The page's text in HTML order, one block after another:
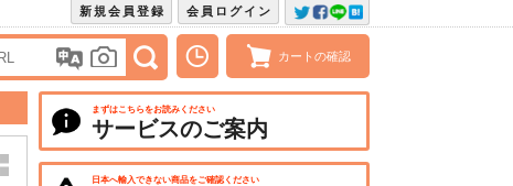
会員ログイン
新規会員登録
カートの確認
まずはこちらをお読みください
サービスのご案内
日本へ輸入できない商品をご確認ください